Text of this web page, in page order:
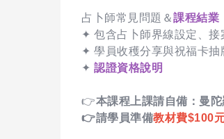
占卜師常見問題＆課程結業
✦ 包含占卜師界線設定、接
✦ 學員收穫分享與祝福卡抽
✦ 認證資格說明
👉本課程上課請自備： 曼
👉請學員準備教材費$100